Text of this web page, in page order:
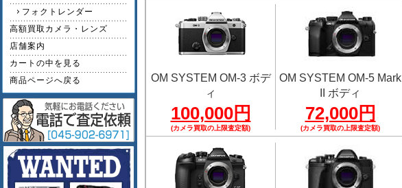
フォクトレンダー
高額買取カメラ・レンズ
店舗案内
カートの中を見る
商品ページへ戻る
OM SYSTEM OM-3 ボデ
ィ
100,000円
(カメラ買取の上限査定額)
OM SYSTEM OM-5 Mark
II ボディ
72,000円
(カメラ買取の上限査定額)